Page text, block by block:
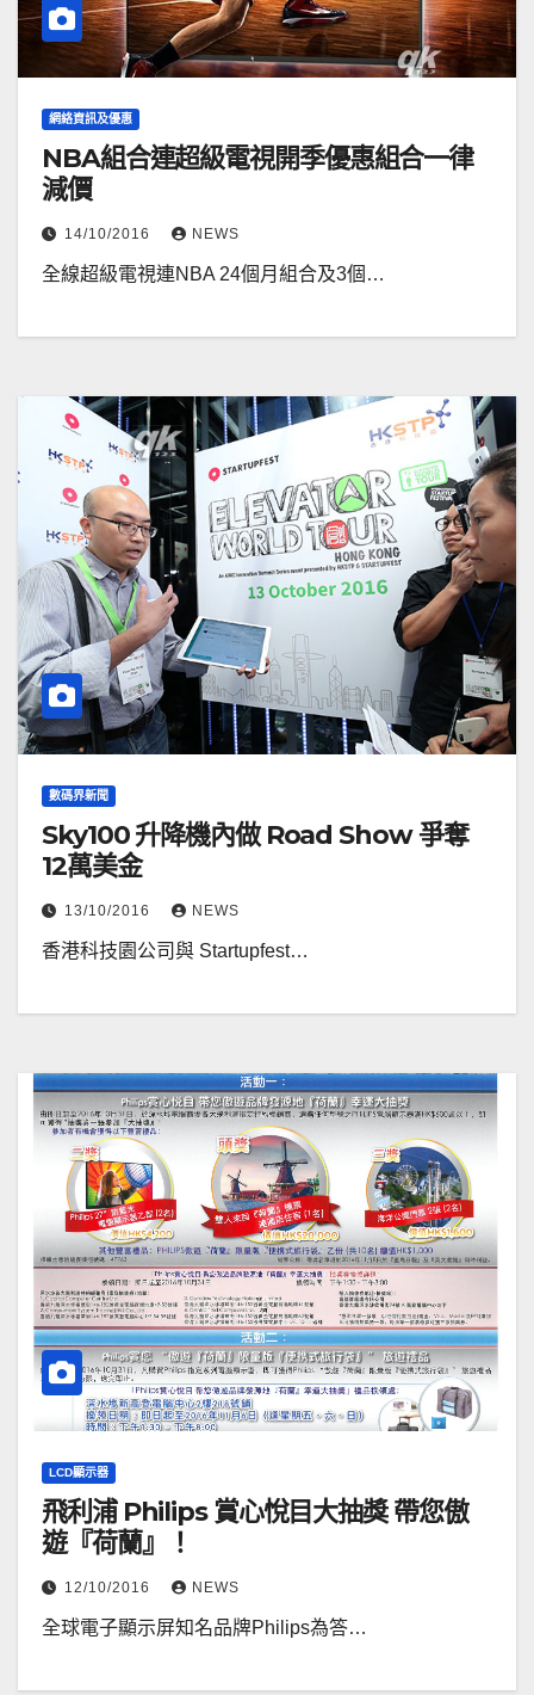
網絡資訊及優惠
NBA組合連超級電視開季優惠組合一律
減價
14/10/2016 NEWS
全線超級電視連NBA 24個月組合及3個…
數碼界新聞
Sky100 升降機內做 Road Show 爭奪
12萬美金
13/10/2016 NEWS
香港科技園公司與 Startupfest…
LCD顯示器
飛利浦 Philips 賞心悅目大抽獎 帶您傲
遊『荷蘭』！
12/10/2016 NEWS
全球電子顯示屏知名品牌Philips為答…